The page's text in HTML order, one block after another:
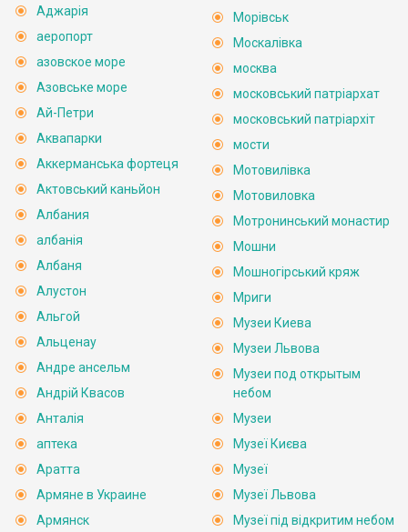
Аджарія
аеропорт
азовское море
Азовське море
Ай-Петри
Аквапарки
Аккерманська фортеця
Актовський каньйон
Албания
албанія
Албаня
Алустон
Альгой
Альценау
Андре ансельм
Андрій Квасов
Анталія
аптека
Аратта
Армяне в Украине
Армянск
Морівськ
Москалівка
москва
московський патріархат
московський патріархіт
мости
Мотовилівка
Мотовиловка
Мотронинський монастир
Мошни
Мошногірський кряж
Мриги
Музеи Киева
Музеи Львова
Музеи под открытым
небом
Музеи
Музеї Києва
Музеї
Музеї Львова
Музеї під відкритим небом